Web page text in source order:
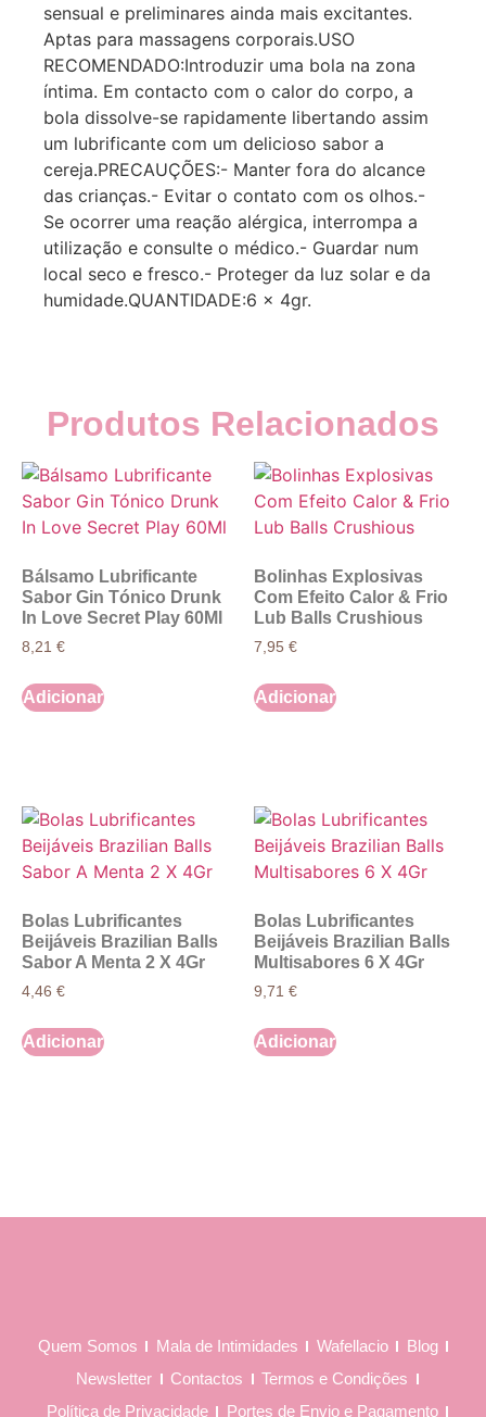
sensual e preliminares ainda mais excitantes.
Aptas para massagens corporais.USO
RECOMENDADO:Introduzir uma bola na zona
íntima. Em contacto com o calor do corpo, a
bola dissolve-se rapidamente libertando assim
um lubrificante com um delicioso sabor a
cereja.PRECAUÇÕES:- Manter fora do alcance
das crianças.- Evitar o contato com os olhos.-
Se ocorrer uma reação alérgica, interrompa a
utilização e consulte o médico.- Guardar num
local seco e fresco.- Proteger da luz solar e da
humidade.QUANTIDADE:6 x 4gr.
Produtos Relacionados
Bálsamo Lubrificante
Sabor Gin Tónico Drunk
In Love Secret Play 60Ml
8,21 €
Adicionar
Bolinhas Explosivas
Com Efeito Calor & Frio
Lub Balls Crushious
7,95 €
Adicionar
Bolas Lubrificantes
Beijáveis Brazilian Balls
Sabor A Menta 2 X 4Gr
4,46 €
Adicionar
Bolas Lubrificantes
Beijáveis Brazilian Balls
Multisabores 6 X 4Gr
9,71 €
Adicionar
Quem Somos Mala de Intimidades Wafellacio
Blog
Newsletter
Contactos
Termos e Condições
Política de Privacidade
Portes de Envio e Pagamento